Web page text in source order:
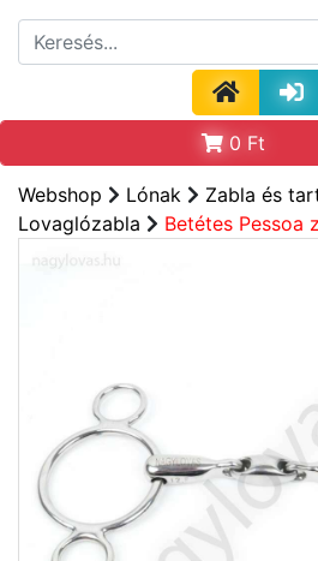
0 Ft
Webshop Lónak
Zabla és
Lovaglózabla
Betétes Pessoa